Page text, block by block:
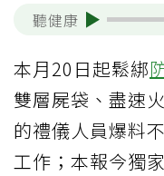
聽健康
本月20日起鬆綁
雙層屍袋、盡速
的禮儀人員爆料
工作；本報今獨